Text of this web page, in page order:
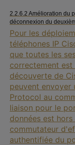
2.2.6.2 Amélioration du
déconnexion du
Pour les
téléphones IP
que toutes les
correctement
découverte de
peuvent envoyer
Protocol au
liaison pour le
données est
commutateur
authentifiée du